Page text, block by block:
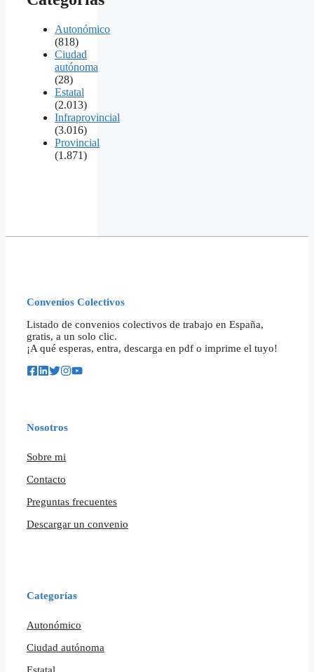
Autonómico
(818)
Ciudad
autónoma
(28)
Estatal
(2.013)
Infraprovincial
(3.016)
Provincial
(1.871)
Convenios Colectivos
Listado de convenios colectivos de trabajo en España,
gratis, a un solo clic.
¡A qué esperas, entra, descarga en pdf o imprime el tuyo!
Nosotros
Sobre mi
Contacto
Preguntas frecuentes
Descargar un convenio
Categorías
Autonómico
Ciudad autónoma